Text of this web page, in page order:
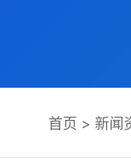
首页 > 新闻